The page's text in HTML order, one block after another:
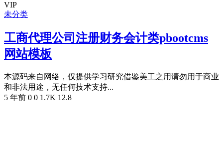
VIP
未分类
工商代理公司注册财务会计类pbootcms
网站模板
本源码来自网络，仅提供学习研究借鉴美工之用请勿用于商业
和非法用途，无任何技术支持...
5 年前 0 0 1.7K 12.8